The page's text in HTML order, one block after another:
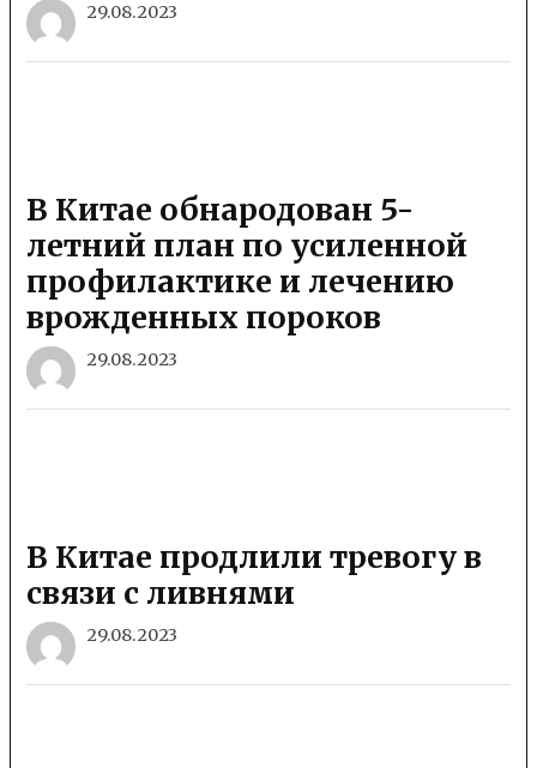
29.08.2023
В Китае обнародован 5-
летний план по усиленной
профилактике и лечению
врожденных пороков
29.08.2023
В Китае продлили тревогу в
связи с ливнями
29.08.2023